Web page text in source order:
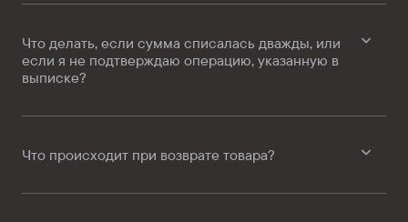
Что делать, если сумма списалась дважды, или
если я не подтверждаю операцию, указанную в
выписке?
Что происходит при возврате товара?